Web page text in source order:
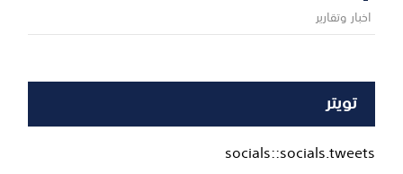
اخبار وتقارير
تويتر
socials::socials.tweets